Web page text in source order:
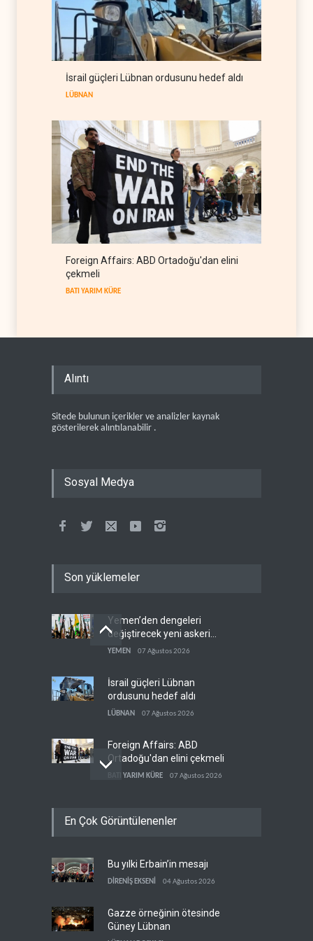
Gazze'nin yeniden inşası
yerine askeri üs projesi
FİLİSTİN 07 Ağustos 2026
ateşkesten bu yana 300
İsrail güçleri Lübnan ordusunu hedef aldı
LÜBNAN
Foreign Affairs: ABD Ortadoğu'dan elini
çekmeli
BATI YARIM KÜRE
Alıntı
Sitede bulunun içerikler ve analizler kaynak
gösterilerek alıntılanabilir .
Sosyal Medya
Son yüklemeler
Yemen’den dengeleri
değiştirecek yeni askeri
denklem
YEMEN 07 Ağustos 2026
İsrail güçleri Lübnan
ordusunu hedef aldı
LÜBNAN 07 Ağustos 2026
Foreign Affairs: ABD
Ortadoğu'dan elini çekmeli
BATI YARIM KÜRE 07 Ağustos 2026
Pakistan ortak savunma
ABD, Suudi Arabistan'dan
petrol ithalatını 40 yıl sonra
En Çok Görüntülenenler
Bu yılki Erbain’in mesajı
DİRENİŞ EKSENİ 04 Ağustos 2026
Gazze örneğinin ötesinde
Güney Lübnan